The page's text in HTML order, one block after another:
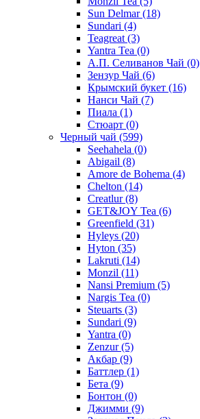
Sun Delmar(18)
Sundari (4)
Teagreat (3)
Yantra Tea (0)
А.П. Селиванов Чай (0)
Зензур Чай (6)
Крымский букет (16)
Нанси Чай (7)
Пиала (1)
Стюарт (0)
Черный чай (599)
Seehahela (0)
Abigail (8)
Amore de Bohema (4)
Chelton (14)
Creatlur(8)
GET&JOY Tea (6)
Greenfield (31)
Hyleys (20)
Hyton (35)
Lakruti (14)
Monzil (11)
Nansi Premium (5)
Nargis Tea (0)
Steuarts (3)
Sundari (9)
Yantra (0)
Zenzur(5)
Акбар (9)
Баттлер (1)
Бета (9)
Бонтон (0)
Джимми (9)